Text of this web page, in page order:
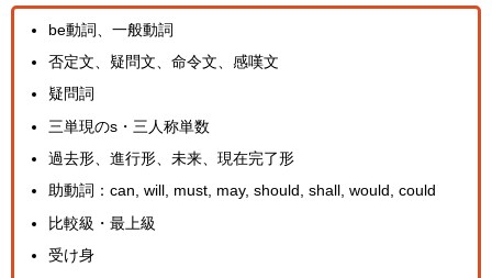
be動詞、一般動詞
否定文、疑問文、命令文、感嘆文
疑問詞
三単現のs・三人称単数
過去形、進行形、未来、現在完了形
助動詞：can, will, must, may, should, shall, would, could
比較級・最上級
受け身